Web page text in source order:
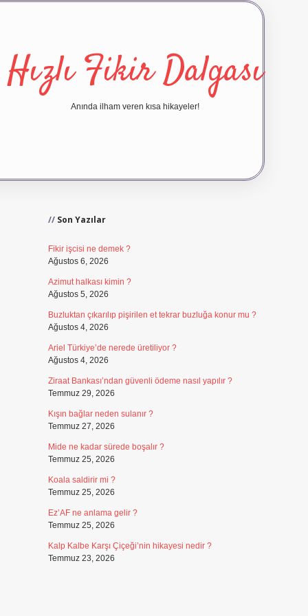
Hızlı Fikir Dalgası
Anında ilham veren kısa hikayeler!
Son Yazılar
Fikir işcisi ne demek ?
Ağustos 6, 2026
Azimut halkası kimin ?
Ağustos 5, 2026
Buzluktan çıkarılıp pişirilen et tekrar buzluğa konur mu ?
Ağustos 4, 2026
Ariel Türkiye’de nerede üretiliyor ?
Ağustos 4, 2026
Ziraat Bankası’ndan güvenli ödeme nasıl yapılır ?
Temmuz 29, 2026
Kışın bağlar neden sulanır ?
Temmuz 27, 2026
Mide ne kadar sürede boşalır ?
Temmuz 25, 2026
Koala saldirir mi ?
Temmuz 25, 2026
Ez’AF ne anlama gelir ?
Temmuz 25, 2026
Kalp Kalbe Karşı Çiçeği’nin hikayesi nedir ?
Temmuz 23, 2026